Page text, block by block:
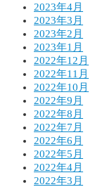
2023年4月
2023年3月
2023年2月
2023年1月
2022年12月
2022年11月
2022年10月
2022年9月
2022年8月
2022年7月
2022年6月
2022年5月
2022年4月
2022年3月